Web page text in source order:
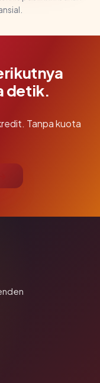
detik.
Tanpa kuota